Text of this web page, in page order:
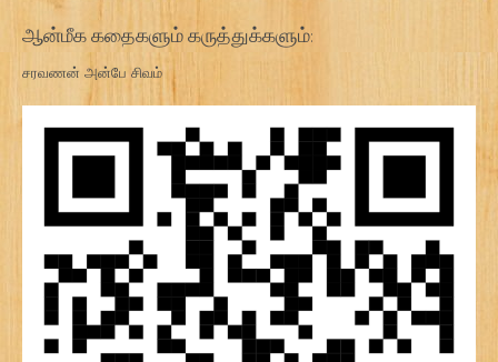
ஆன்மீக கதைகளும் கருத்துக்களும்:
சரவணன் அன்பே சிவம்